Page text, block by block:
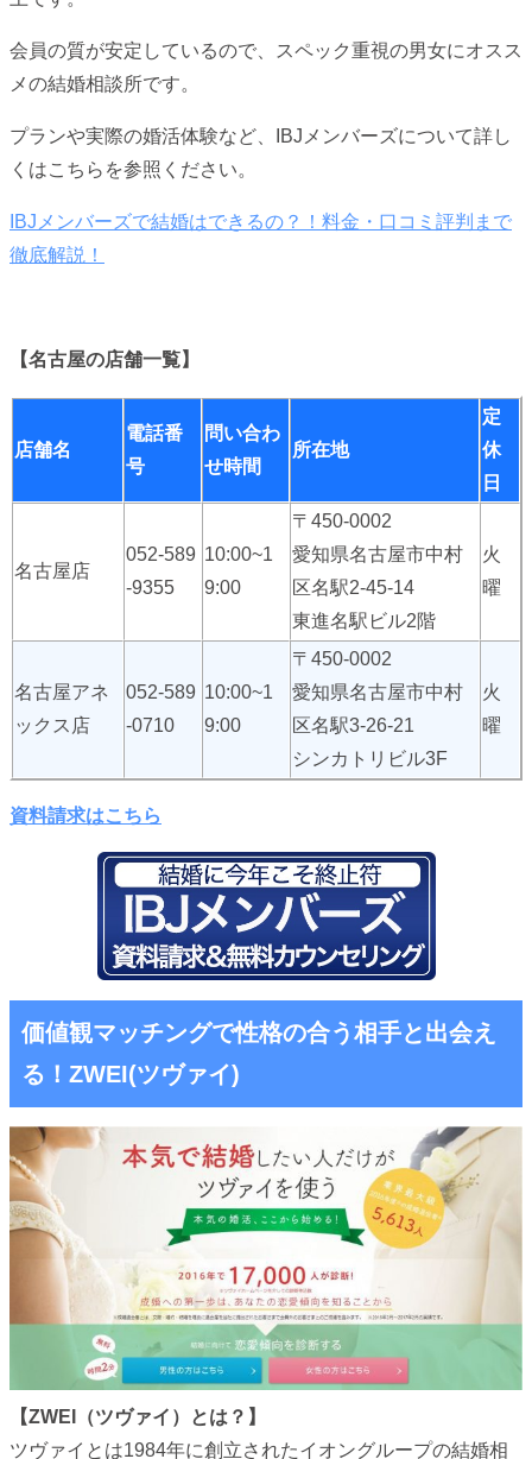
会員の質が安定しているので、スペック重視の男女にオスス
メの結婚相談所です。
プランや実際の婚活体験など、IBJメンバーズについて詳し
くはこちらを参照ください。
IBJメンバーズで結婚はできるの？！料金・口コミ評判まで
徹底解説！
【名古屋の店舗一覧】
店舗名
電話番
号
問い合わ
せ時間
所在地
定
休
日
名古屋店
052-589
-9355
10:00~1
9:00
〒450-0002
愛知県名古屋市中村
区名駅2-45-14
東進名駅ビル2階
火
曜
名古屋アネ
ックス店
052-589
-0710
10:00~1
9:00
〒450-0002
愛知県名古屋市中村
区名駅3-26-21
シンカトリビル3F
火
曜
資料請求はこちら
価値観マッチングで性格の合う相手と出会え
る！ZWEI(ツヴァイ)
【ZWEI（ツヴァイ）とは？】
ツヴァイとは1984年に創立されたイオングループの結婚相